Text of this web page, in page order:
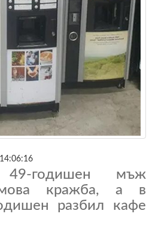
годишен мъж
кражба, а в
разбил кафе